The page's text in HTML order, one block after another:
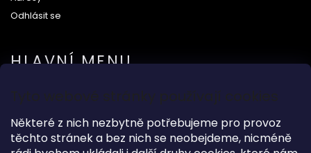
Tyto webové stránky používají cookies
Některé z nich nezbytně potřebujeme pro provoz
těchto stránek a bez nich se neobejdeme, nicméně
Odhlásit se
HLAVNÍ MENU
Na svatbu
Dárkové předměty
Módní doplňky